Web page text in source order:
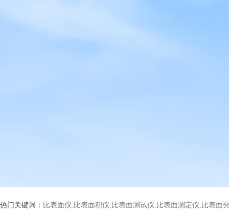
热门关键词： 比表面仪,比表面积仪,比表面测试仪,比表面测定仪,比表面分析仪,比表